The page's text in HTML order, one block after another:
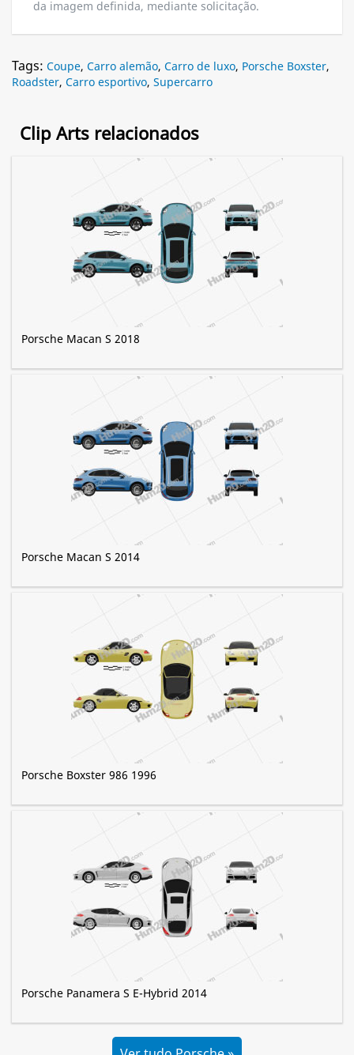
da imagem definida, mediante solicitação.
Tags: Coupe, Carro alemão, Carro de luxo, Porsche Boxster,
Roadster, Carro esportivo, Supercarro
Clip Arts relacionados
Porsche Macan S 2018
Porsche Macan S 2014
Porsche Boxster 986 1996
Porsche Panamera S E-Hybrid 2014